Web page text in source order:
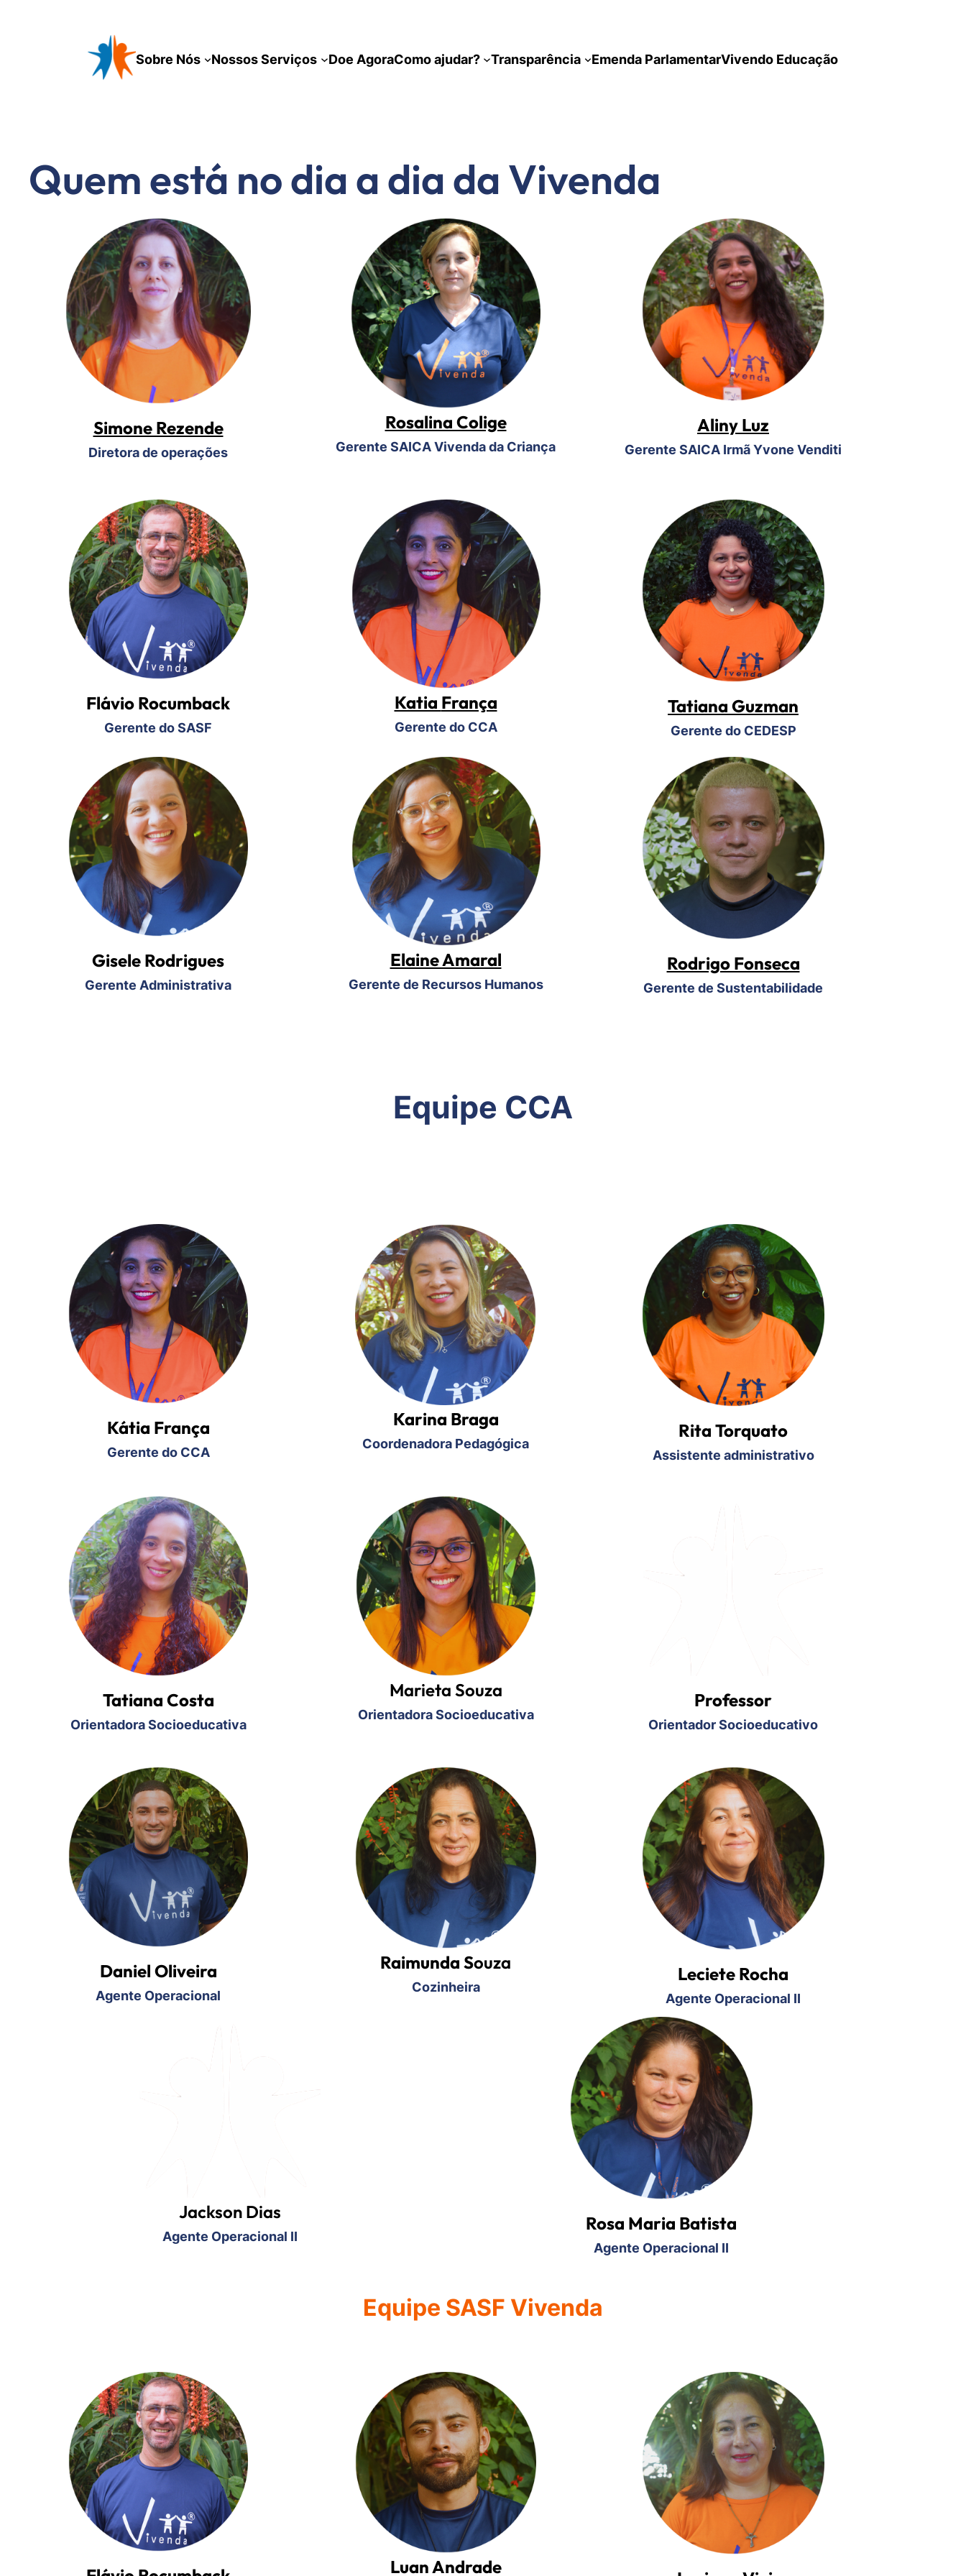
Sobre Nós Nossos Serviços Doe AgoraComo ajudar? Transparência Emenda ParlamentarVivendo Educação
Quem está no dia a dia da Vivenda
Simone Rezende
Diretora de operações
Rosalina Colige
Gerente SAICA Vivenda da Criança
Aliny Luz
Gerente SAICA Irmã Yvone Venditi
Flávio Rocumback
Gerente do SASF
Katia França
Gerente do CCA
Tatiana Guzman
Gerente do CEDESP
Gisele Rodrigues
Gerente Administrativa
Elaine Amaral
Gerente de Recursos Humanos
Rodrigo Fonseca
Gerente de Sustentabilidade
Equipe CCA
Kátia França
Gerente do CCA
Karina Braga
Coordenadora Pedagógica
Rita Torquato
Assistente administrativo
Tatiana Costa
Orientadora Socioeducativa
Marieta Souza
Orientadora Socioeducativa
Professor
Orientador Socioeducativo
Daniel Oliveira
Agente Operacional
Raimunda Souza
Cozinheira
Leciete Rocha
Agente Operacional II
Jackson Dias
Agente Operacional II
​Rosa Maria Batista
Agente Operacional II
Equipe SASF Vivenda
Luan Andrade